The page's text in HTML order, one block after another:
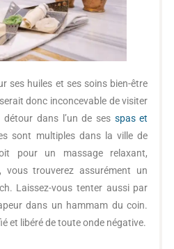
ses huiles et ses soins bien-être
donc inconcevable de visiter
dans l’un de ses spas et
sont multiples dans la ville de
pour un massage relaxant,
trouverez assurément un
Laissez-vous tenter aussi par
dans un hammam du coin.
et libéré de toute onde négative.